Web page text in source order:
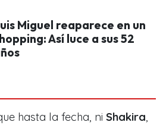
Miguel reaparece en un
Así luce a sus 52
hasta la fecha, ni Shakira,